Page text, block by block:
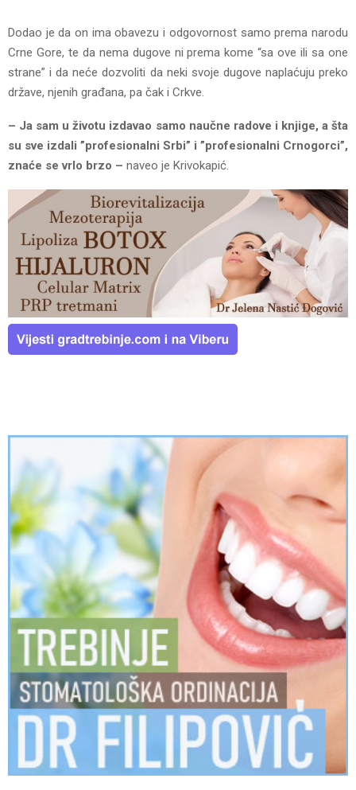
Dodao je da on ima obavezu i odgovornost samo prema narodu
Crne Gore, te da nema dugove ni prema kome “sa ove ili sa one
strane” i da neće dozvoliti da neki svoje dugove naplaćuju preko
države, njenih građana, pa čak i Crkve.
– Ja sam u životu izdavao samo naučne radove i knjige, a šta
su sve izdali ”profesionalni Srbi” i ”profesionalni Crnogorci”,
znaće se vrlo brzo – naveo je Krivokapić.